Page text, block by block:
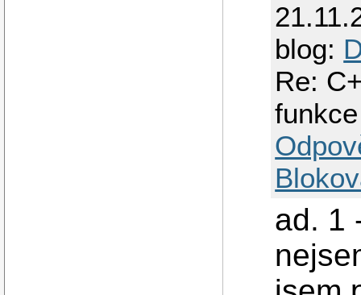
blog:
Re:
funkce
ad. 1